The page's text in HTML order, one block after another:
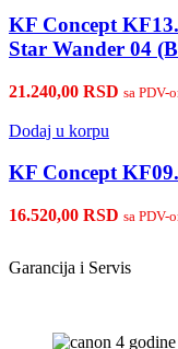
KF Concept
Star Wander 04
21.240,00 RSD sa PDV-
Dodaj u korpu
KF Concept
16.520,00 RSD sa PDV-
Garancija i Servis